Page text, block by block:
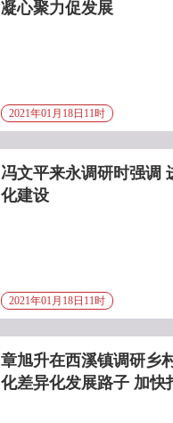
凝心聚力促发展
2021年01月18日11时
冯文平来永调研时强调
化建设
2021年01月18日11时
章旭升在西溪镇调研乡
化差异化发展路子 加快